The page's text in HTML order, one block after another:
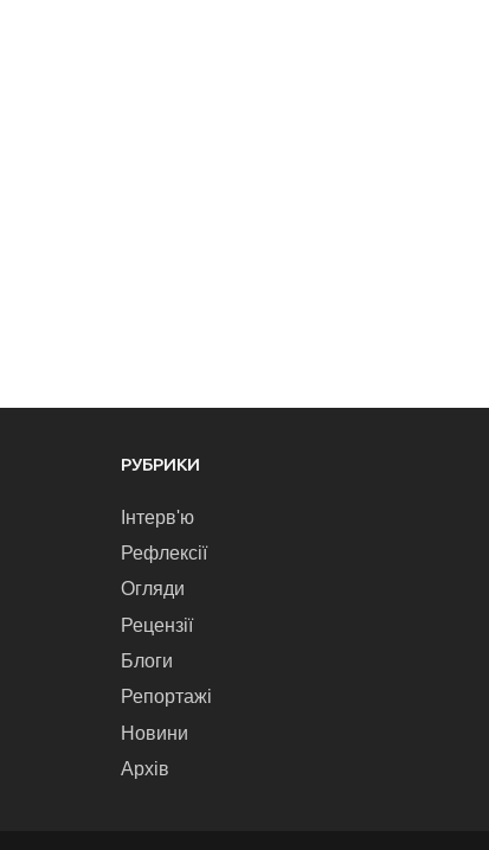
РУБРИКИ
Інтерв'ю
Рефлексії
Огляди
Рецензії
Блоги
Репортажі
Новини
Архів